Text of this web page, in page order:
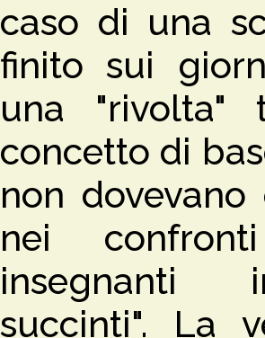
caso di una
finito sui
una
concetto di
non dovevano
nei
insegnanti
succinti". La